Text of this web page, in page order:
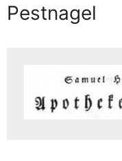
Pestnagel